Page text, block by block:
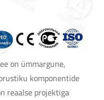
on ümmargune,
komponentide
reaalse projektiga